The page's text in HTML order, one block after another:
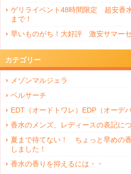
ゲリライベント48時間限定 超安香
まで！
早いものがち！大好評 激安サマーセ
カテゴリー
メゾンマルジェラ
ベルサーチ
EDT（オードトワレ）EDP（オーデ
香水のメンズ、レディースの表記に
夏まで待てない！ ちょっと早めの
しました！
香水の香りを抑えるには・・